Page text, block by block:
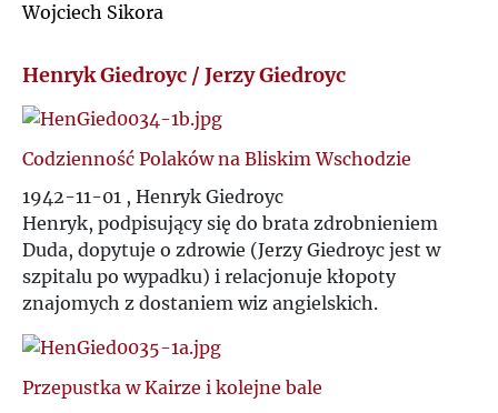
O
Wojciech Sikora
Henryk Giedroyc / Jerzy Giedroyc
Codzienność Polaków na Bliskim Wschodzie
1942-11-01 , Henryk Giedroyc
Henryk, podpisujący się do brata zdrobnieniem
Duda, dopytuje o zdrowie (Jerzy Giedroyc jest w
szpitalu po wypadku) i relacjonuje kłopoty
znajomych z dostaniem wiz angielskich.
Przepustka w Kairze i kolejne bale